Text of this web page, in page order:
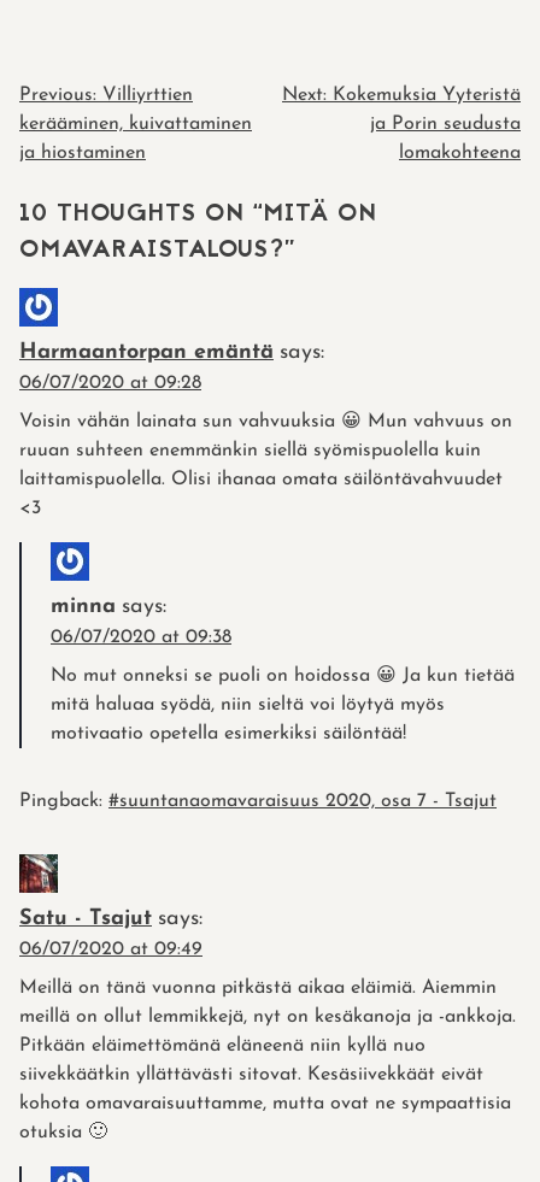
POST
NAVIGATION
Previous: Villiyrttien
kerääminen, kuivattaminen
ja hiostaminen
Next: Kokemuksia Yyteristä
ja Porin seudusta
lomakohteena
10 THOUGHTS ON “MITÄ ON
OMAVARAISTALOUS?”
Harmaantorpan emäntä says:
06/07/2020 at 09:28
Voisin vähän lainata sun vahvuuksia 😀 Mun vahvuus on
ruuan suhteen enemmänkin siellä syömispuolella kuin
laittamispuolella. Olisi ihanaa omata säilöntävahvuudet
<3
minna says:
06/07/2020 at 09:38
No mut onneksi se puoli on hoidossa 😀 Ja kun tietää
mitä haluaa syödä, niin sieltä voi löytyä myös
motivaatio opetella esimerkiksi säilöntää!
Pingback: #suuntanaomavaraisuus 2020, osa 7 - Tsajut
Satu - Tsajut says:
06/07/2020 at 09:49
Meillä on tänä vuonna pitkästä aikaa eläimiä. Aiemmin
meillä on ollut lemmikkejä, nyt on kesäkanoja ja -ankkoja.
Pitkään eläimettömänä eläneenä niin kyllä nuo
siivekkäätkin yllättävästi sitovat. Kesäsiivekkäät eivät
kohota omavaraisuuttamme, mutta ovat ne sympaattisia
otuksia 🙂